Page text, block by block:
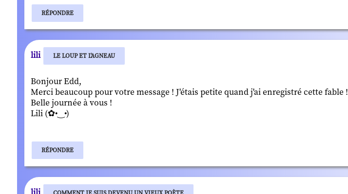
RÉPONDRE
lili LE LOUP ET L'AGNEAU
Bonjour Edd,
Merci beaucoup pour votre message ! J'étais petite quand j'ai enregistré cette fable !
Belle journée à vous !
Lili (✿•‿•)
RÉPONDRE